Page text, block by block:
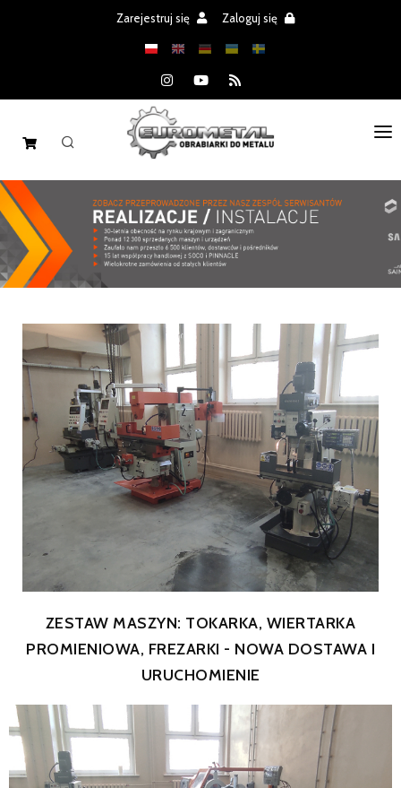
Zarejestruj się Zaloguj się
STRONA GŁÓWNA
MASZYNY
CZĘŚCI
PROMOCJE
AKTUALNOŚCI
SERWIS
FINANSOWANIE
O FIRMIE
ZESTAW MASZYN: TOKARKA, WIERTARKA
PROMIENIOWA, FREZARKI - NOWA DOSTAWA I
URUCHOMIENIE